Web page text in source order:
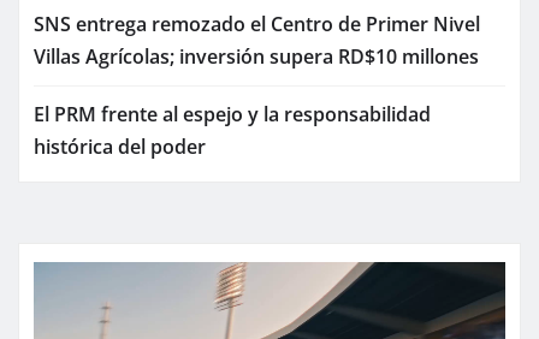
SNS entrega remozado el Centro de Primer Nivel
Villas Agrícolas; inversión supera RD$10 millones
El PRM frente al espejo y la responsabilidad
histórica del poder